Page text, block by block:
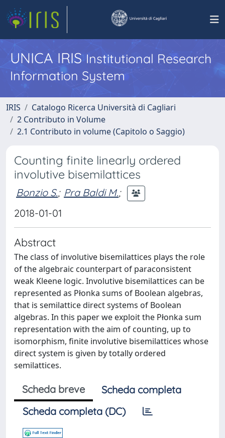
UNICA IRISInstitutional Research
Information System
IRIS
Catalogo Ricerca Università di Cagliari
2 Contributo in Volume
2.1 Contributo in volume (Capitolo o Saggio)
Counting finite linearly ordered
involutive bisemilattices
Bonzio S.; Pra Baldi M.;
2018-01-01
Abstract
The class of involutive bisemilattices plays the role
of the algebraic counterpart of paraconsistent
weak Kleene logic. Involutive bisemilattices can be
represented as Płonka sums of Boolean algebras,
that is semilattice direct systems of Boolean
algebras. In this paper we exploit the Płonka sum
representation with the aim of counting, up to
isomorphism, finite involutive bisemilattices whose
direct system is given by totally ordered
semilattices.
Scheda breve
Scheda completa
Scheda completa (DC)